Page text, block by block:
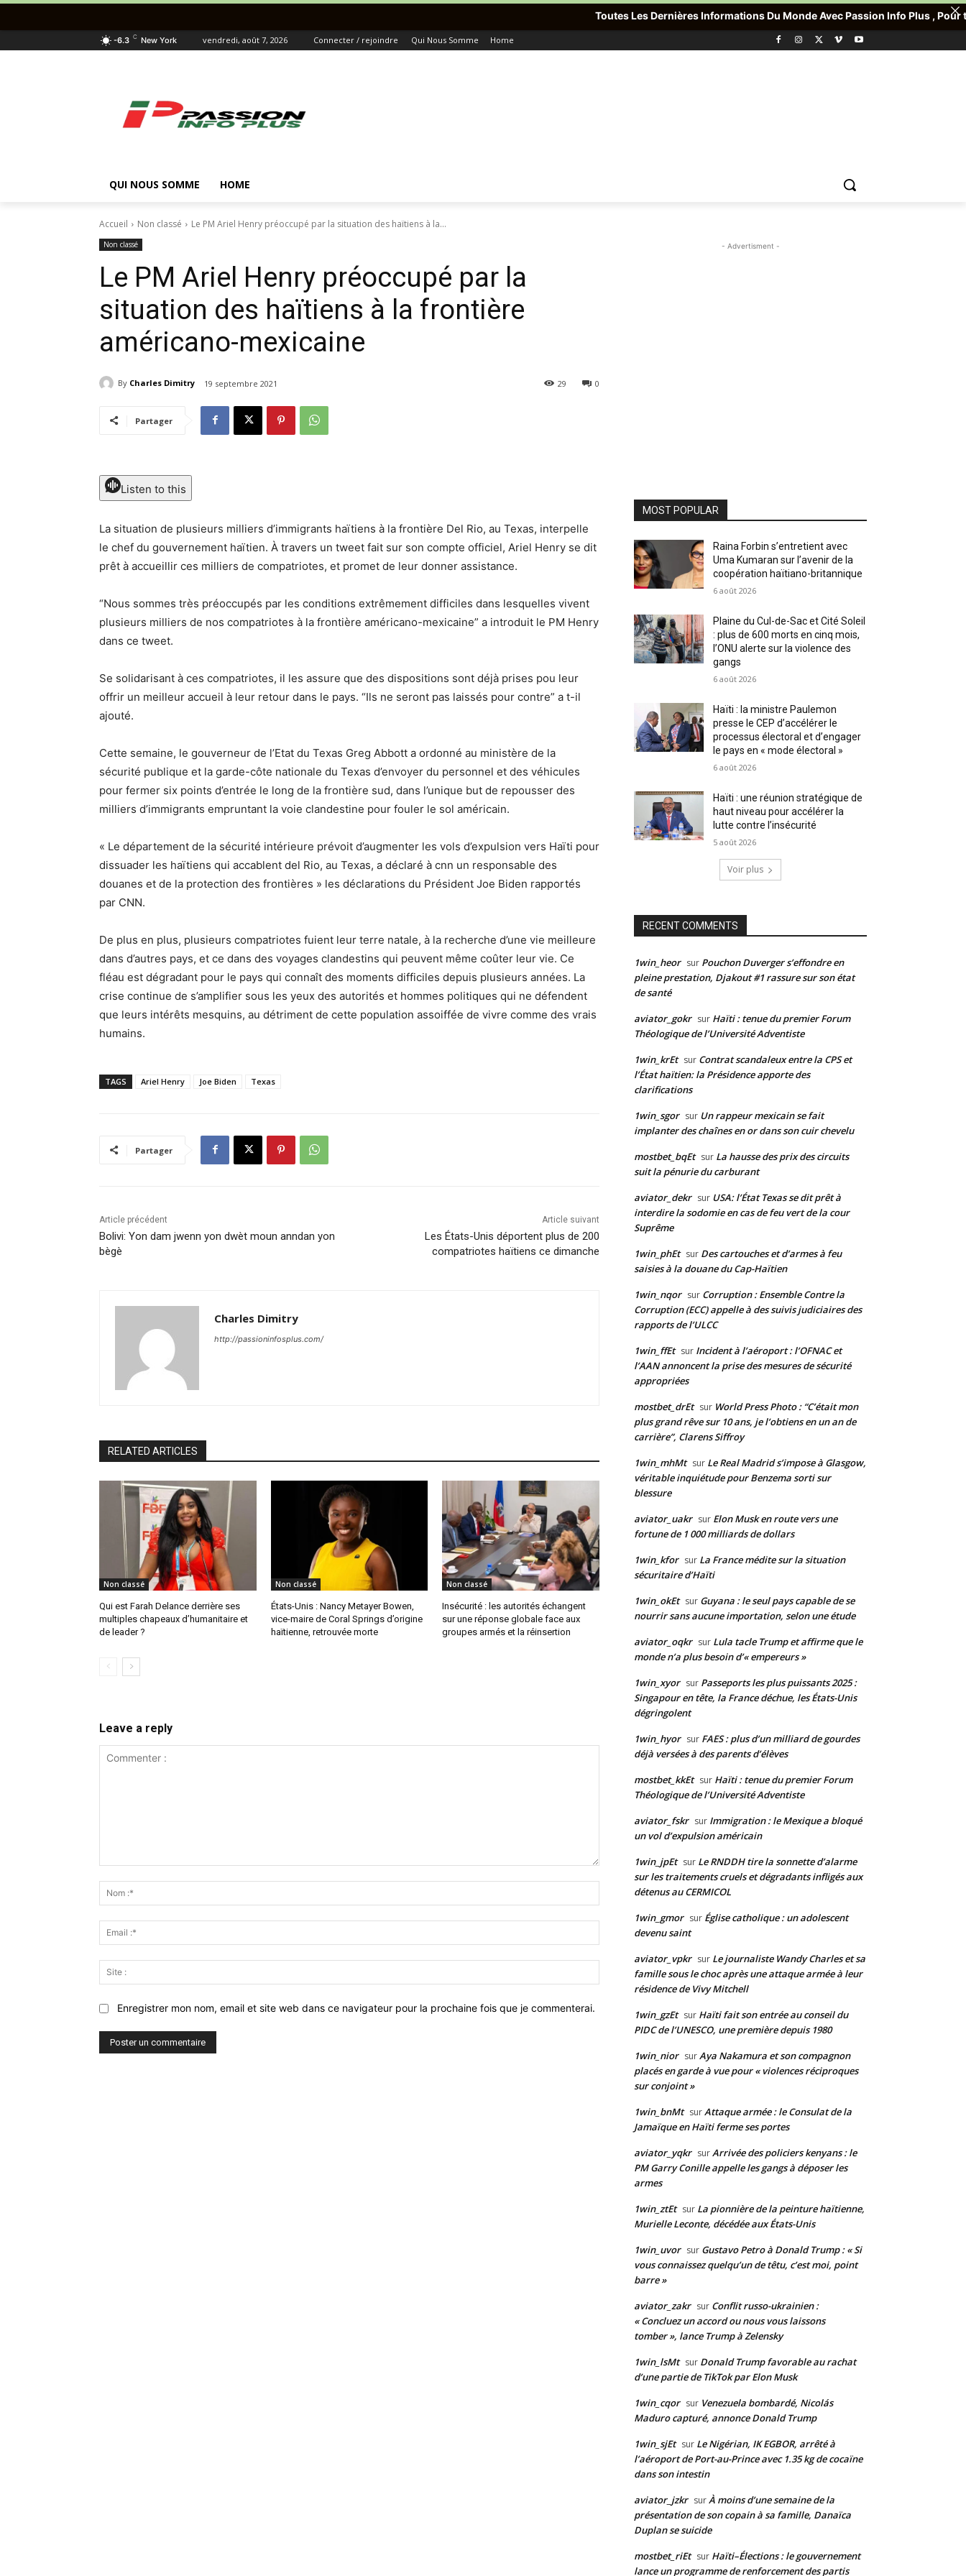
-6.3 C New York vendredi, août 7, 2026 Connecter / rejoindre Qui Nous Somme Home
QUI NOUS SOMME HOME
Accueil Non classé Le PM Ariel Henry préoccupé par la situation des haïtiens à la...
Non classé
Le PM Ariel Henry préoccupé par la
situation des haïtiens à la frontière
américano-mexicaine
By Charles Dimitry 19 septembre 2021 0
29
Partager
Listen to this
La situation de plusieurs milliers d’immigrants haïtiens à la frontière Del Rio, au Texas, interpelle
le chef du gouvernement haïtien. À travers un tweet fait sur son compte officiel, Ariel Henry se dit
prêt à accueillir ces milliers de compatriotes, et promet de leur donner assistance.
“Nous sommes très préoccupés par les conditions extrêmement difficiles dans lesquelles vivent
plusieurs milliers de nos compatriotes à la frontière américano-mexicaine” a introduit le PM Henry
dans ce tweet.
Se solidarisant à ces compatriotes, il les assure que des dispositions sont déjà prises pou leur
offrir un meilleur accueil à leur retour dans le pays. “Ils ne seront pas laissés pour contre” a t-il
ajouté.
Cette semaine, le gouverneur de l’Etat du Texas Greg Abbott a ordonné au ministère de la
sécurité publique et la garde-côte nationale du Texas d’envoyer du personnel et des véhicules
pour fermer six points d’entrée le long de la frontière sud, dans l’unique but de repousser des
milliers d’immigrants empruntant la voie clandestine pour fouler le sol américain.
« Le département de la sécurité intérieure prévoit d’augmenter les vols d’expulsion vers Haïti pour
dissuader les haïtiens qui accablent del Rio, au Texas, a déclaré à cnn un responsable des
douanes et de la protection des frontières » les déclarations du Président Joe Biden rapportés
par CNN.
De plus en plus, plusieurs compatriotes fuient leur terre natale, à la recherche d’une vie meilleure
dans d’autres pays, et ce dans des voyages clandestins qui peuvent même coûter leur vie. Ce
fléau est dégradant pour le pays qui connaît des moments difficiles depuis plusieurs années. La
crise continue de s’amplifier sous les yeux des autorités et hommes politiques qui ne défendent
que leurs intérêts mesquins, au détriment de cette population assoiffée de vivre comme des vrais
humains.
TAGS Ariel Henry Joe Biden Texas
Partager
Article précédent
Bolivi: Yon dam jwenn yon dwèt moun anndan yon
bègè
Article suivant
Les États-Unis déportent plus de 200
compatriotes haïtiens ce dimanche
Charles Dimitry
http://passioninfosplus.com/
RELATED ARTICLES
Non classé
Qui est Farah Delance derrière ses
multiples chapeaux d’humanitaire et
de leader ?
Non classé
États-Unis : Nancy Metayer Bowen,
vice-maire de Coral Springs d’origine
haïtienne, retrouvée morte
Non classé
Insécurité : les autorités échangent
sur une réponse globale face aux
groupes armés et la réinsertion
Leave a reply
:*
:*
:
Enregistrer mon nom, email et site web dans ce navigateur pour la prochaine fois que je commenterai.
- Advertisment -
MOST POPULAR
Raina Forbin s’entretient avec
Uma Kumaran sur l’avenir de la
coopération haïtiano-britannique
6 août 2026
Plaine du Cul-de-Sac et Cité Soleil
: plus de 600 morts en cinq mois,
l’ONU alerte sur la violence des
gangs
6 août 2026
Haïti : la ministre Paulemon
presse le CEP d’accélérer le
processus électoral et d’engager
le pays en « mode électoral »
6 août 2026
Haïti : une réunion stratégique de
haut niveau pour accélérer la
lutte contre l’insécurité
5 août 2026
Voir plus
RECENT COMMENTS
1win_heor sur Pouchon Duverger s’effondre en
pleine prestation, Djakout #1 rassure sur son état
de santé
aviator_gokr sur Haïti : tenue du premier Forum
Théologique de l’Université Adventiste
1win_krEt sur Contrat scandaleux entre la CPS et
l’État haïtien: la Présidence apporte des
clarifications
1win_sgor sur Un rappeur mexicain se fait
implanter des chaînes en or dans son cuir chevelu
mostbet_bqEt sur La hausse des prix des circuits
suit la pénurie du carburant
aviator_dekr sur USA: l’État Texas se dit prêt à
interdire la sodomie en cas de feu vert de la cour
Suprême
1win_phEt sur Des cartouches et d’armes à feu
saisies à la douane du Cap-Haïtien
1win_nqor sur Corruption : Ensemble Contre la
Corruption (ECC) appelle à des suivis judiciaires des
rapports de l’ULCC
1win_ffEt sur Incident à l’aéroport : l’OFNAC et
l’AAN annoncent la prise des mesures de sécurité
appropriées
mostbet_drEt sur World Press Photo : “C’était mon
plus grand rêve sur 10 ans, je l’obtiens en un an de
carrière”, Clarens Siffroy
1win_mhMt sur Le Real Madrid s’impose à Glasgow,
véritable inquiétude pour Benzema sorti sur
blessure
aviator_uakr sur Elon Musk en route vers une
fortune de 1 000 milliards de dollars
1win_kfor sur La France médite sur la situation
sécuritaire d’Haïti
1win_okEt sur Guyana : le seul pays capable de se
nourrir sans aucune importation, selon une étude
aviator_oqkr sur Lula tacle Trump et affirme que le
monde n’a plus besoin d’« empereurs »
1win_xyor sur Passeports les plus puissants 2025 :
Singapour en tête, la France déchue, les États-Unis
dégringolent
1win_hyor sur FAES : plus d’un milliard de gourdes
déjà versées à des parents d’élèves
mostbet_kkEt sur Haïti : tenue du premier Forum
Théologique de l’Université Adventiste
aviator_fskr sur Immigration : le Mexique a bloqué
un vol d’expulsion américain
1win_jpEt sur Le RNDDH tire la sonnette d’alarme
sur les traitements cruels et dégradants infligés aux
détenus au CERMICOL
1win_gmor sur Église catholique : un adolescent
devenu saint
aviator_vpkr sur Le journaliste Wandy Charles et sa
famille sous le choc après une attaque armée à leur
résidence de Vivy Mitchell
1win_gzEt sur Haïti fait son entrée au conseil du
PIDC de l’UNESCO, une première depuis 1980
1win_nior surAya Nakamura et son compagnon
placés en garde à vue pour « violences réciproques
sur conjoint »
1win_bnMt surAttaque armée : le Consulat de la
Jamaïque en Haïti ferme ses portes
aviator_yqkr surArrivée des policiers kenyans : le
PM Garry Conille appelle les gangs à déposer les
armes
1win_ztEt sur La pionnière de la peinture haïtienne,
Murielle Leconte, décédée aux États-Unis
1win_uvor sur Gustavo Petro à Donald Trump : « Si
vous connaissez quelqu’un de têtu, c’est moi, point
barre »
aviator_zakr sur Conflit russo-ukrainien :
« Concluez un accord ou nous vous laissons
tomber », lance Trump à Zelensky
1win_lsMt sur Donald Trump favorable au rachat
d’une partie de TikTok par Elon Musk
1win_cqor sur Venezuela bombardé, Nicolás
Maduro capturé, annonce Donald Trump
1win_sjEt sur Le Nigérian, IK EGBOR, arrêté à
l’aéroport de Port-au-Prince avec 1.35 kg de cocaïne
dans son intestin
aviator_jzkr surÀ moins d’une semaine de la
présentation de son copain à sa famille, Danaïca
Duplan se suicide
mostbet_riEt sur Haïti–Élections : le gouvernement
lance un programme de renforcement des partis
Toutes Les Dernières Informations Du Monde Avec Passion Info Plus , Pour toute Offre